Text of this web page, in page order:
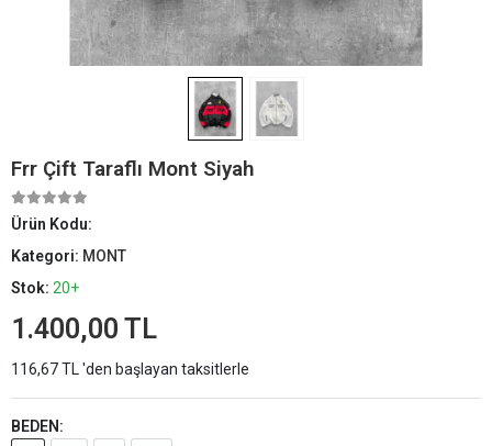
Frr Çift Taraflı Mont Siyah
Ürün Kodu:
Kategori: MONT
Stok: 20+
1.400,00 TL
116,67 TL 'den başlayan taksitlerle
BEDEN: